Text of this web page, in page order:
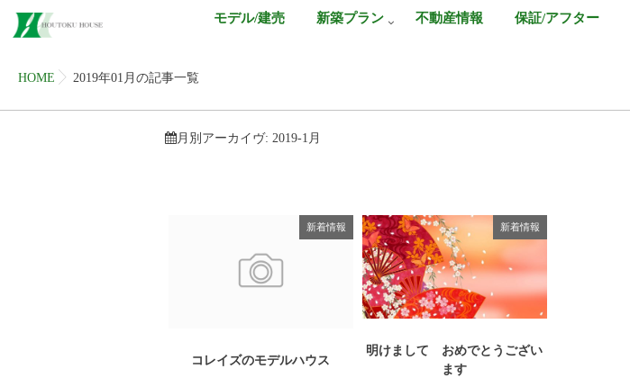
モデル/建売 新築プラン 不動産情報 保証/アフター
HOME 2019年01月の記事一覧
月別アーカイヴ: 2019-1月
新着情報
コレイズのモデルハウス
新着情報
明けまして おめでとうござい
ます